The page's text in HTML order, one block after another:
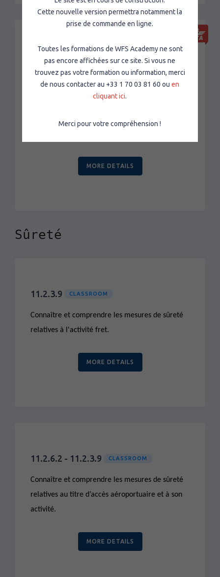
7.3 Transitaire / Organisateur de
transport hors classe 7 - Base
CLASSROOM
dangereuses conformément à la réglementation
MORE DETAILS
Sûreté
11.2.3.9 CLASSROOM
Connaître et comprendre les mesures de sûreté
relatives à l'activité fret.
MORE DETAILS
11.2.6.2 - 11.2.3.9 CLASSROOM
Connaître et comprendre les mesures de sûreté
relatives au titre d’accès aéroportuaire et à son
activité.
MORE DETAILS
Cette nouvelle version permettra notamment la
prise de commande en ligne.
Toutes les formations de WFS Academy ne sont
pas encore affichées sur ce site. Si vous ne
trouvez pas votre formation ou information, merci
de nous contacter au +33 1 70 03 81 60 ouen
cliquant ici.
Merci pour votre compréhension !